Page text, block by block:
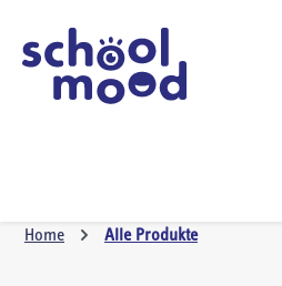
Zur Hauptnavigation springen
Home Alle Produkte